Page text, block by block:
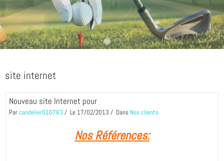
site internet
Nouveau site Internet pour
Parcandelier010763 Le 17/02/2013 Dans Nos clients
Nos Références: